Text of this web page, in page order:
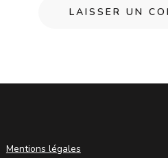
Mentions légales